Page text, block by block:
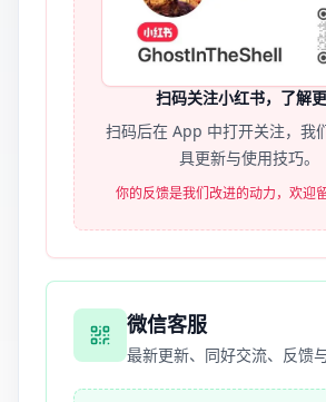
扫码关注小红书，了解
扫码后在 App 中打开关注，我
具更新与使用技巧。
你的反馈是我们改进的动力，欢迎
微信客服
最新更新、同好交流、反馈